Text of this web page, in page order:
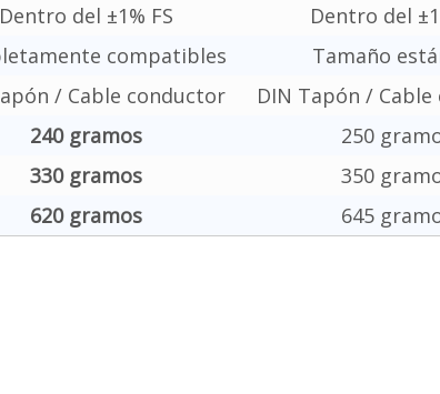
Dentro del ±1% FS
Dentro del
compatibles
Tamaño
/ Cable conductor DIN Tapón /
240 gramos
250
330 gramos
350
620 gramos 645